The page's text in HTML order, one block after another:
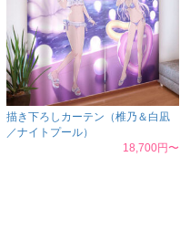
描き下ろしカーテン（椎乃＆白凪
／ナイトプール）
18,700円〜